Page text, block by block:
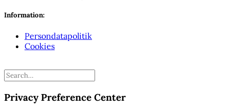
Information:
Persondatapolitik
Cookies
Privacy Preference Center